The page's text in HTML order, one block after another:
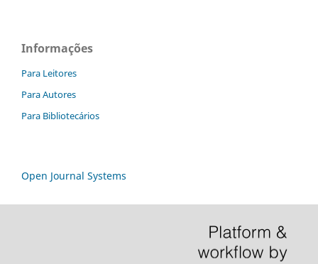
Informações
Para Leitores
Para Autores
Para Bibliotecários
Open Journal Systems